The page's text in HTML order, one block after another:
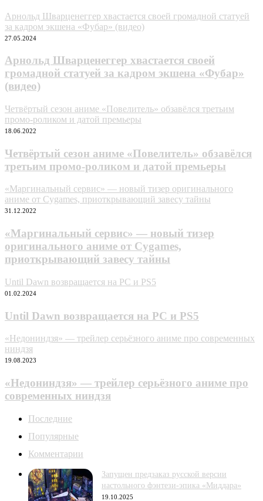
Арнольд Шварценеггер хвастается своей громадной статуей
за кадром экшена «Фубар» (видео)
27.05.2024
Арнольд Шварценеггер хвастается своей
громадной статуей за кадром экшена «Фубар»
(видео)
Четвёртый сезон аниме «Повелитель» обзавёлся третьим
промо-роликом и датой премьеры
18.06.2022
Четвёртый сезон аниме «Повелитель» обзавёлся
третьим промо-роликом и датой премьеры
«Маргинальный сервис» — новый тизер оригинального
аниме от Cygames, приоткрывающий завесу тайны
31.12.2022
«Маргинальный сервис» — новый тизер
оригинального аниме от Cygames,
приоткрывающий завесу тайны
Until Dawn возвращается на PC и PS5
01.02.2024
Until Dawn возвращается на PC и PS5
«Heдoниндзя» — трейлер серьёзного аниме про современных
ниндзя
19.08.2023
«Heдoниндзя» — трейлер серьёзного аниме про
современных ниндзя
Последние
Популярные
Комментарии
Запущен предзаказ русской версии
настольного фэнтези-эпика «Миддара»
19.10.2025